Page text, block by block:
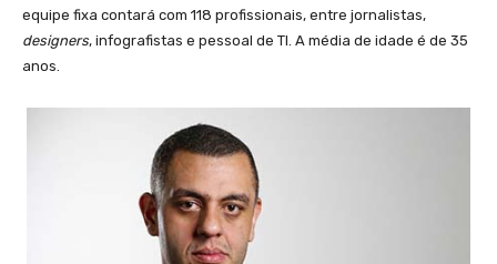
equipe fixa contará com 118 profissionais, entre jornalistas,
designers, infografistas e pessoal de TI. A média de idade é de 35
anos.